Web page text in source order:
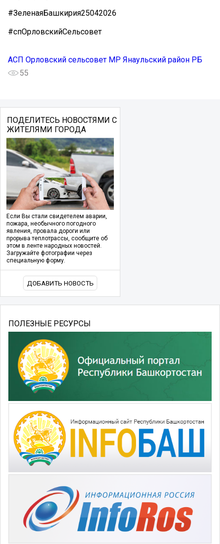
#ЗеленаяБашкирия25042026
#спОрловскийСельсовет
АСП Орловский сельсовет МР Янаульский район РБ
55
ПОДЕЛИТЕСЬ НОВОСТЯМИ С
ЖИТЕЛЯМИ ГОРОДА
Если Вы стали свидетелем аварии,
пожара, необычного погодного
явления, провала дороги или
прорыва теплотрассы, сообщите об
этом в ленте народных новостей.
Загружайте фотографии через
специальную форму.
ДОБАВИТЬ НОВОСТЬ
ПОЛЕЗНЫЕ РЕСУРСЫ